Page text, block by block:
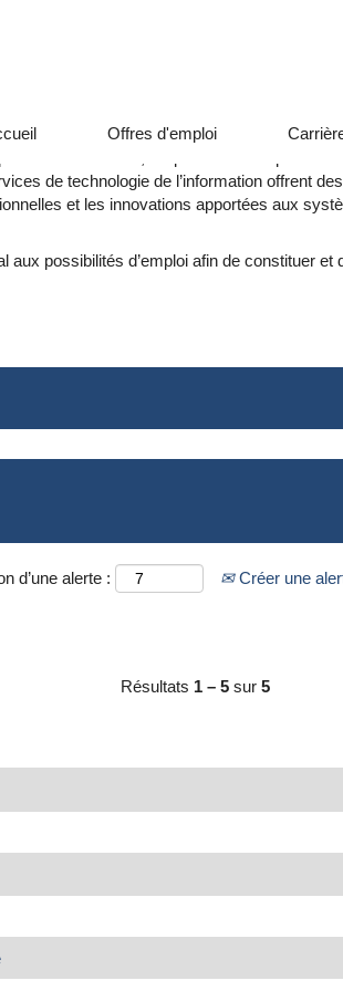
Offres d'emploi
diverses disciplines, notamment en
de technologie de l’information offrent
et les innovations apportées aux
aux possibilités d’emploi afin de constituer
d’une alerte : Créer une
Résultats 1 – 5sur 5